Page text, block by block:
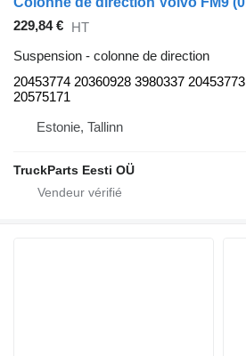
229,84 € HT
Suspension - colonne de direction
20453774 20360928 3980337 20453773
20575171
Estonie, Tallinn
TruckParts Eesti OÜ